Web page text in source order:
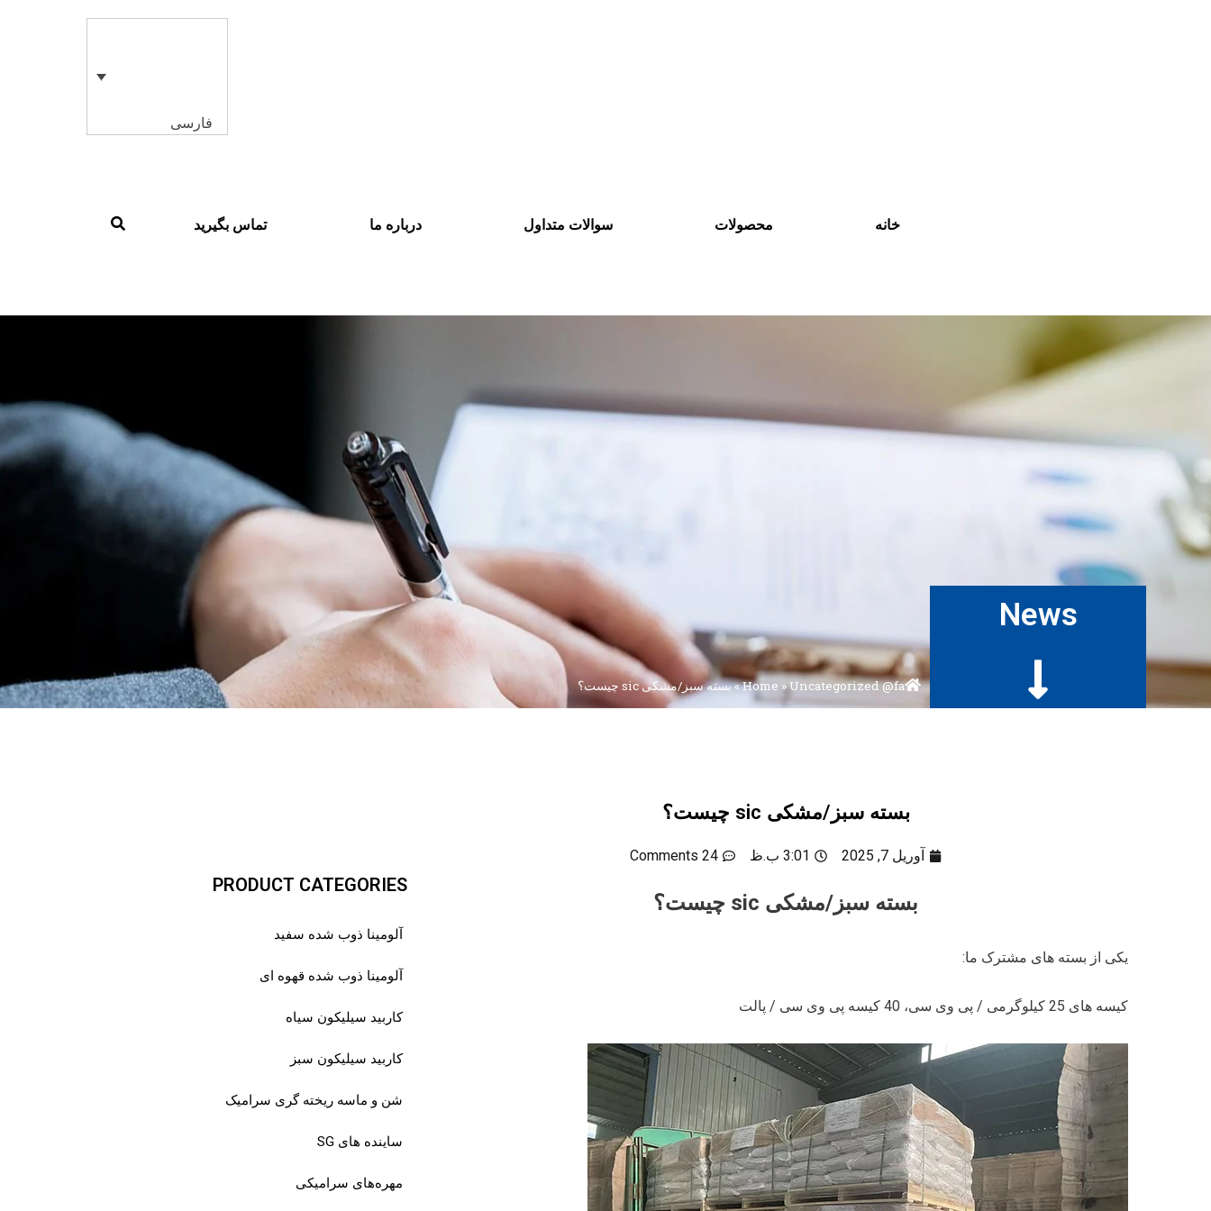
فارسی
خانه محصولات سوالات متداول درباره ما تماس بگیرید
News
Home »Uncategorized @fa
»بسته سبز/مشکی sic چیست؟
بسته سبز/مشکی sic چیست؟
آوریل 7, 2025 3:01 ب.ظ 24 Comments
بسته سبز/مشکی sic چیست؟
یکی از بسته های مشترک ما:
کیسه های 25 کیلوگرمی / پی وی سی، 40 کیسه پی وی سی / پالت
PRODUCT CATEGORIES
آلومینا ذوب شده سفید
آلومینا ذوب شده قهوه ای
کاربید سیلیکون سیاه
کاربید سیلیکون سبز
شن و ماسه ریخته گری سرامیک
ساینده های SG
مهره‌های سرامیکی